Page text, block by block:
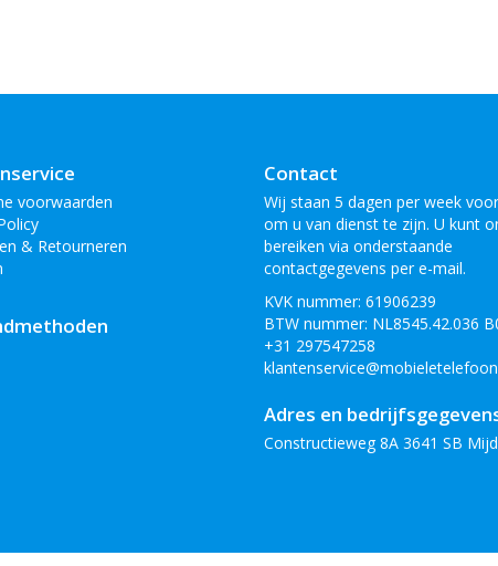
voorwaarden
& Retourneren
Contact
Wij staan 5 dagen per week
om u van dienst te zijn. U kunt
bereiken via onderstaande
contactgegevens per e-mail.
KVK nummer: 61906239
BTW nummer: NL8545.42.036
+31 297547258
Adres en
Constructieweg 8A 3641 SB